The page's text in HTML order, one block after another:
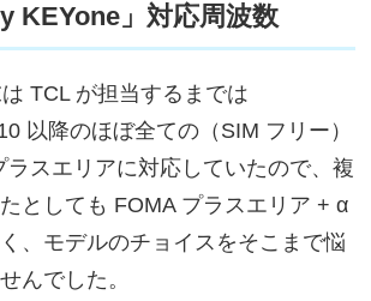
KEYone」対応周波数
TCL が担当するまでは
以降のほぼ全ての（SIM フリー）
ラスエリアに対応していたので、複
としても FOMA プラスエリア + α
、モデルのチョイスをそこまで悩
んでした。